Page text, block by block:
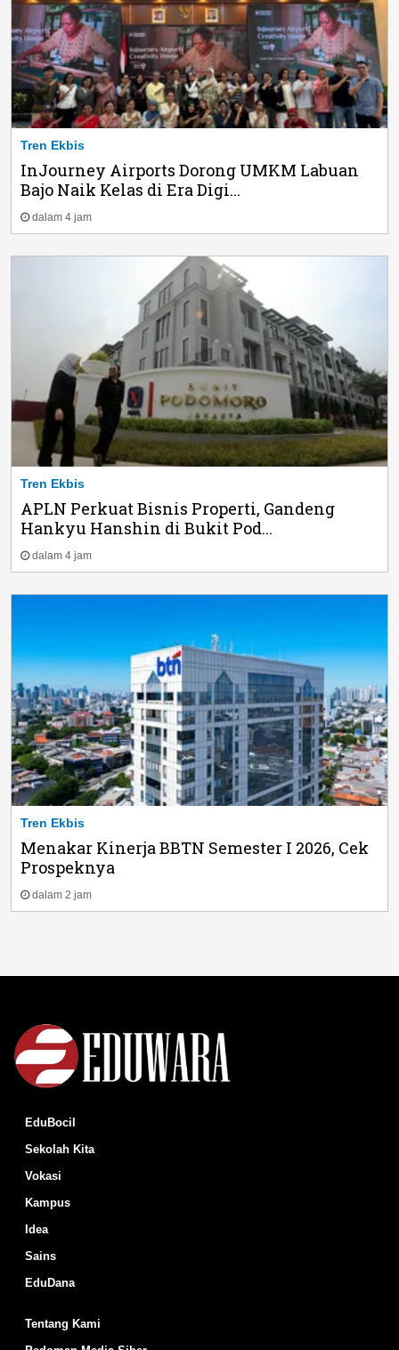
Tren Ekbis
InJourney Airports Dorong UMKM Labuan
Bajo Naik Kelas di Era Digi...
dalam 4 jam
Tren Ekbis
APLN Perkuat Bisnis Properti, Gandeng
Hankyu Hanshin di Bukit Pod...
dalam 4 jam
Tren Ekbis
Menakar Kinerja BBTN Semester I 2026, Cek
Prospeknya
dalam 2 jam
EduBocil
Sekolah Kita
Vokasi
Kampus
Idea
Sains
EduDana
Tentang Kami